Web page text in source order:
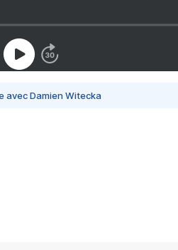
avec Damien Witecka